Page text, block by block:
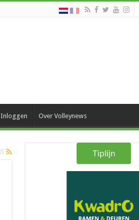
Inloggen Over Volleynews
Tiplijn